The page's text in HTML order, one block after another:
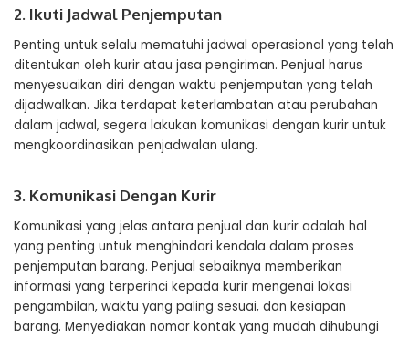
2. Ikuti Jadwal Penjemputan
Penting untuk selalu mematuhi jadwal operasional yang telah
ditentukan oleh kurir atau jasa pengiriman. Penjual harus
menyesuaikan diri dengan waktu penjemputan yang telah
dijadwalkan. Jika terdapat keterlambatan atau perubahan
dalam jadwal, segera lakukan komunikasi dengan kurir untuk
mengkoordinasikan penjadwalan ulang.
3. Komunikasi Dengan Kurir
Komunikasi yang jelas antara penjual dan kurir adalah hal
yang penting untuk menghindari kendala dalam proses
penjemputan barang. Penjual sebaiknya memberikan
informasi yang terperinci kepada kurir mengenai lokasi
pengambilan, waktu yang paling sesuai, dan kesiapan
barang. Menyediakan nomor kontak yang mudah dihubungi